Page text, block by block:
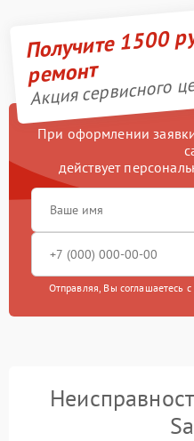
Получите 1500
ремонт
Акция сервисного
При оформлении
действует
Отправляя, Вы соглашаетесь с